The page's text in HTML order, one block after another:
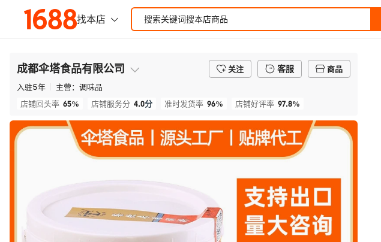
成都伞塔食品有限公司 关注 客服
商品
入驻5年 主营： 调味品
店铺回头率 65% 店铺服务分 4.0分 准时发货率 96% 店铺好评率 97.8%